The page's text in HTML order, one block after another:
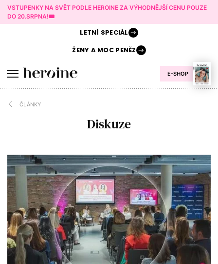
VSTUPENKY NA SVĚT PODLE HEROINE ZA VÝHODNĚJŠÍ CENU POUZE
DO 20.SRPNA!🎟️
E-SHOP
LETNÍ SPECIÁL
ŽENY AMOC PENĚZ
ČLÁNKY
Diskuze